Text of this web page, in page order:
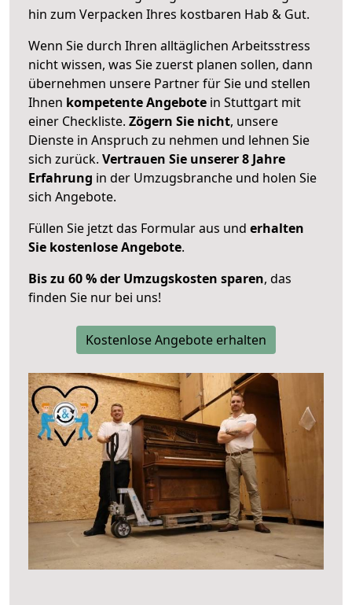
hin zum Verpacken Ihres kostbaren Hab & Gut.
Wenn Sie durch Ihren alltäglichen Arbeitsstress
nicht wissen, was Sie zuerst planen sollen, dann
übernehmen unsere Partner für Sie und stellen
Ihnen kompetente Angebote in Stuttgart mit
einer Checkliste. Zögern Sie nicht, unsere
Dienste in Anspruch zu nehmen und lehnen Sie
sich zurück. Vertrauen Sie unserer 8 Jahre
Erfahrung in der Umzugsbranche und holen Sie
sich Angebote.
Füllen Sie jetzt das Formular aus und erhalten
Sie kostenlose Angebote.
Bis zu 60 % der Umzugskosten sparen, das
finden Sie nur bei uns!
Kostenlose Angebote erhalten